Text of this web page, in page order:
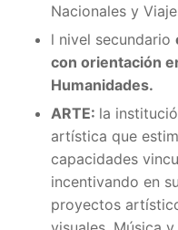
Nacionales y
l nivel secundario
con orientación
Humanidades.
ARTE: la
artística que
capacidades
incentivando en
proyectos